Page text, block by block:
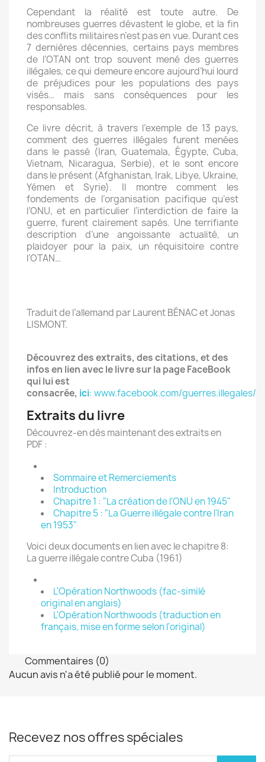
Cependant la réalité est toute autre. De
nombreuses guerres dévastent le globe, et la fin
des conflits militaires n’est pas en vue. Durant ces
7 dernières décennies, certains pays membres
de l’OTAN ont trop souvent mené des guerres
illégales, ce qui demeure encore aujourd’hui lourd
de préjudices pour les populations des pays
visés… mais sans conséquences pour les
responsables.
Ce livre décrit, à travers l’exemple de 13 pays,
comment des guerres illégales furent menées
dans le passé (Iran, Guatemala, Égypte, Cuba,
Vietnam, Nicaragua, Serbie), et le sont encore
dans le présent (Afghanistan, Irak, Libye, Ukraine,
Yémen et Syrie). Il montre comment les
fondements de l’organisation pacifique qu’est
l’ONU, et en particulier l’interdiction de faire la
guerre, furent clairement sapés. Une terrifiante
description d’une angoissante actualité, un
plaidoyer pour la paix, un réquisitoire contre
l’OTAN…
Traduit de l’allemand par Laurent BÉNAC et Jonas
LISMONT.
Découvrez des extraits, des citations, et des
infos en lien avec le livre sur la page FaceBook
qui lui est
consacrée, ici: www.facebook.com/guerres.illegales/
Extraits du livre
Découvrez-en dès maintenant des extraits en
PDF :
Sommaire et Remerciements
Introduction
Chapitre 1 : "La création de l'ONU en 1945"
Chapitre 5 : "La Guerre illégale contre l'Iran
en 1953"
Voici deux documents en lien avec le chapitre 8:
La guerre illégale contre Cuba (1961)
L'Opération Northwoods (fac-similé
original en anglais)
L'Opération Northwoods (traduction en
français, mise en forme selon l'original)
Commentaires (0)
Aucun avis n'a été publié pour le moment.
Recevez nos offres spéciales